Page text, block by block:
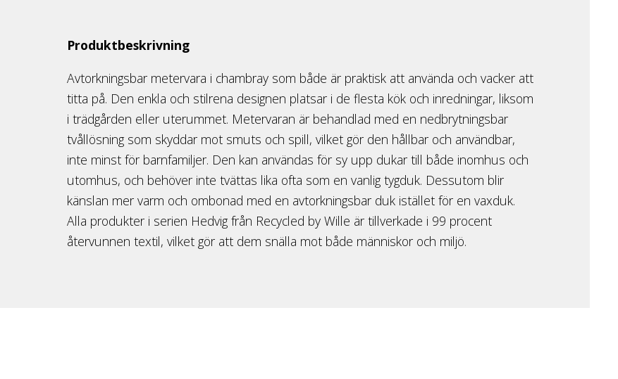
Produktbeskrivning
Avtorkningsbar metervara i chambray som både är praktisk att använda och vacker att
titta på. Den enkla och stilrena designen platsar i de flesta kök och inredningar, liksom
i trädgården eller uterummet. Metervaran är behandlad med en nedbrytningsbar
tvållösning som skyddar mot smuts och spill, vilket gör den hållbar och användbar,
inte minst för barnfamiljer. Den kan användas för sy upp dukar till både inomhus och
utomhus, och behöver inte tvättas lika ofta som en vanlig tygduk. Dessutom blir
känslan mer varm och ombonad med en avtorkningsbar duk istället för en vaxduk.
Alla produkter i serien Hedvig från Recycled by Wille är tillverkade i 99 procent
återvunnen textil, vilket gör att dem snälla mot både människor och miljö.